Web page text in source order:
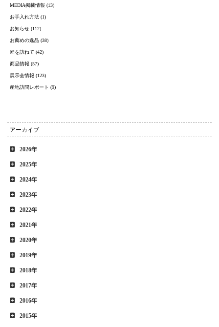
MEDIA掲載情報 (13)
お手入れ方法 (1)
お知らせ (112)
お薦めの逸品 (38)
匠を訪ねて (42)
商品情報 (57)
展示会情報 (123)
産地訪問レポート (9)
アーカイブ
2026年
2025年
2024年
2023年
2022年
2021年
2020年
2019年
2018年
2017年
2016年
2015年